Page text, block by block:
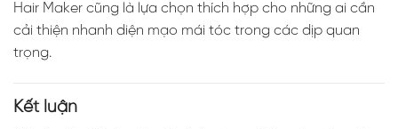
Hair Maker cũng là lựa chọn thích hợp cho những ai cần
cải thiện nhanh diện mạo mái tóc trong các dịp quan
trọng.
Kết luận